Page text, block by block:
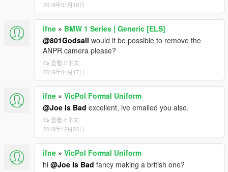
2019年01月19日
ifne » BMW 1 Series | Generic [ELS]
@801Godsall would it be possible to remove the
ANPR camera please?
查看上下文
2019年01月17日
ifne » VicPol Formal Uniform
@Joe Is Bad excellent, ive emailed you also.
查看上下文
2018年12月23日
ifne » VicPol Formal Uniform
hi @Joe Is Bad fancy making a british one?